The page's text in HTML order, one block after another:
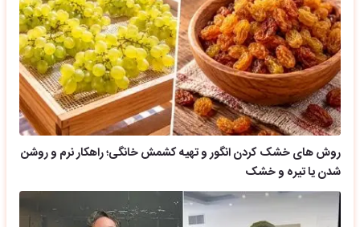
روش های خشک کردن انگور و تهیه کشمش خانگی؛ راهکار نرم و روشن
شدن یا تیره و خشک